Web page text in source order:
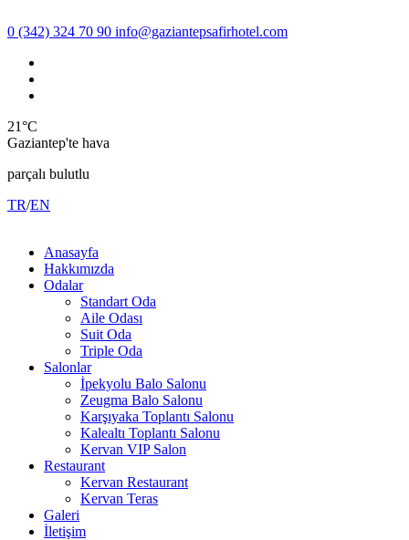
0 (342) 324 70 90 info@gaziantepsafirhotel.com
21°C
Gaziantep'te hava
parçalı bulutlu
TR/EN
Anasayfa
Hakkımızda
Odalar
Standart Oda
Aile Odası
Suit Oda
Triple Oda
Salonlar
İpekyolu Balo Salonu
Zeugma Balo Salonu
Karşıyaka Toplantı Salonu
Kalealtı Toplantı Salonu
Kervan VIP Salon
Restaurant
Kervan Restaurant
Kervan Teras
Galeri
İletişim